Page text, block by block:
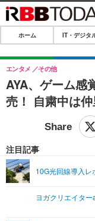
ホーム
IT・デジタル
IT・デジタル
ショッピング
SPEED TEST
エンタメTOP
ライフTOP
リリース一覧
ホーム IT・デジタ
AYA、ゲーム感
売！ 自粛中は
エンタメ その他
注目記事
10G光回線導入レ
ヨガクリエイター